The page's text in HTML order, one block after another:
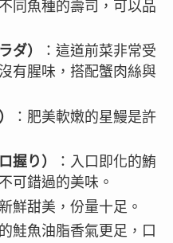
同魚種的壽司，可以品
ダ）
：這道前菜非常受
有腥味，搭配蟹肉絲與
：肥美軟嫩的星鰻是許
握り）
：入口即化的鮪
可錯過的美味。
鮮甜美，份量十足。
鮭魚油脂香氣更足，口